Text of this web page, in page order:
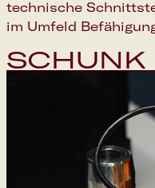
technische
im Umfeld
SCHUNK